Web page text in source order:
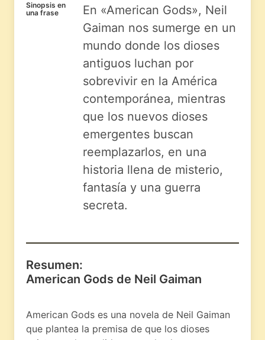
Sinopsis en
una frase
En «American Gods», Neil
Gaiman nos sumerge en un
mundo donde los dioses
antiguos luchan por
sobrevivir en la América
contemporánea, mientras
que los nuevos dioses
emergentes buscan
reemplazarlos, en una
historia llena de misterio,
fantasía y una guerra
secreta.
Resumen:
American Gods de Neil Gaiman
American Gods es una novela de Neil Gaiman
que plantea la premisa de que los dioses